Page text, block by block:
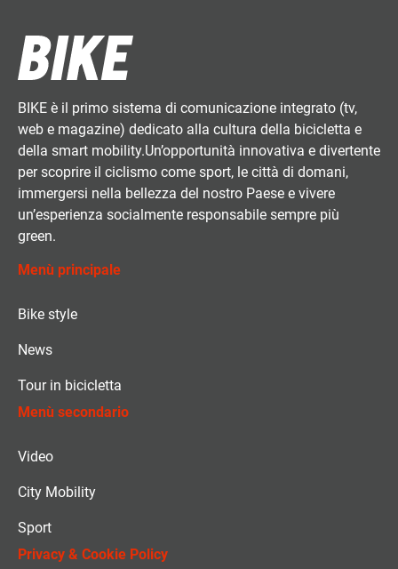
BIKE è il primo sistema di comunicazione integrato (tv,
web e magazine) dedicato alla cultura della bicicletta e
della smart mobility.Un’opportunità innovativa e divertente
per scoprire il ciclismo come sport, le città di domani,
immergersi nella bellezza del nostro Paese e vivere
un’esperienza socialmente responsabile sempre più
green.
Menù principale
Bike style
News
Tour in bicicletta
Menù secondario
Video
City Mobility
Sport
Privacy & Cookie Policy